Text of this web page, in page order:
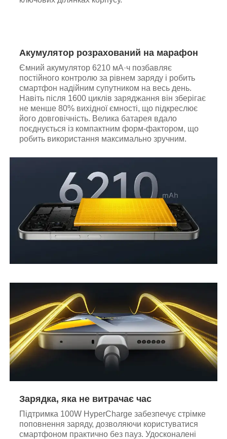
Акумулятор розрахований на марафон
Ємний акумулятор 6210 мА·ч позбавляє
постійного контролю за рівнем заряду і робить
смартфон надійним супутником на весь день.
Навіть після 1600 циклів заряджання він зберігає
не менше 80% вихідної ємності, що підкреслює
його довговічність. Велика батарея вдало
поєднується із компактним форм-фактором, що
робить використання максимально зручним.
Зарядка, яка не витрачає час
Підтримка 100W HyperCharge забезпечує стрімке
поповнення заряду, дозволяючи користуватися
смартфоном практично без пауз. Удосконалені